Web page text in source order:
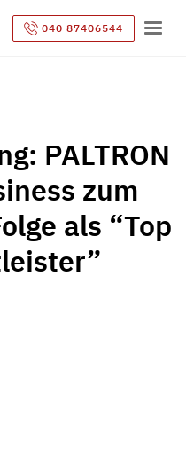
040 87406544
PALTRON
zum
als “Top